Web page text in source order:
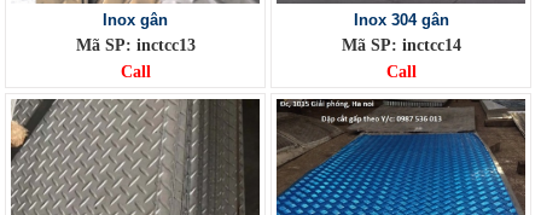
Inox gân
Mã SP: inctcc13
Call
Inox 304 gân
Mã SP: inctcc14
Call